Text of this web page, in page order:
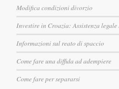
Modifica condizioni divorzio
Investire in Croazia: Assistenza
Informazioni sul reato di spaccio
Come fare una diffida ad adempiere
Come fare per separarsi